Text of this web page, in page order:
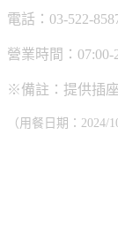
電話：03-522-
營業時間：07:00-
※備註：提供插
（用餐日期：2024/